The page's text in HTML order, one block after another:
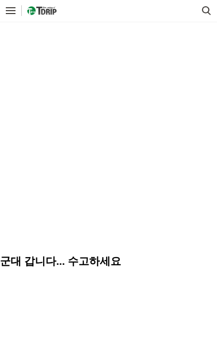
군대 갑니다... 수고하세요